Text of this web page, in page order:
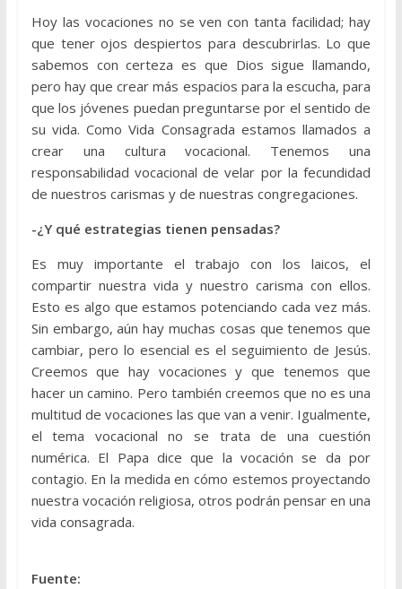
Hoy las vocaciones no se ven con tanta facilidad; hay
que tener ojos despiertos para descubrirlas. Lo que
sabemos con certeza es que Dios sigue llamando,
pero hay que crear más espacios para la escucha, para
que los jóvenes puedan preguntarse por el sentido de
su vida. Como Vida Consagrada estamos llamados a
crear una cultura vocacional. Tenemos una
responsabilidad vocacional de velar por la fecundidad
de nuestros carismas y de nuestras congregaciones.
-¿Y qué estrategias tienen pensadas?
Es muy importante el trabajo con los laicos, el
compartir nuestra vida y nuestro carisma con ellos.
Esto es algo que estamos potenciando cada vez más.
Sin embargo, aún hay muchas cosas que tenemos que
cambiar, pero lo esencial es el seguimiento de Jesús.
Creemos que hay vocaciones y que tenemos que
hacer un camino. Pero también creemos que no es una
multitud de vocaciones las que van a venir. Igualmente,
el tema vocacional no se trata de una cuestión
numérica. El Papa dice que la vocación se da por
contagio. En la medida en cómo estemos proyectando
nuestra vocación religiosa, otros podrán pensar en una
vida consagrada.
Fuente: